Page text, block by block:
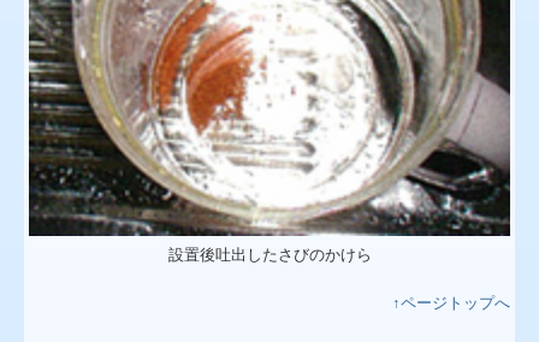
設置後吐出したさびのかけら
↑ページトップへ